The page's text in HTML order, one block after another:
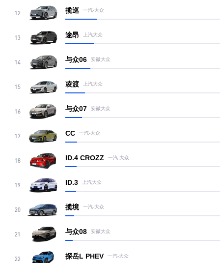
12 揽巡 一汽-大众
13 途昂 上汽大众
14 与众06 安徽大众
15 凌渡 上汽大众
16 与众07 安徽大众
17 CC 一汽-大众
18 ID.4 CROZZ 一汽-大众
19 ID.3 上汽大众
20 揽境 一汽-大众
21 与众08 安徽大众
22 探岳L PHEV 一汽-大众